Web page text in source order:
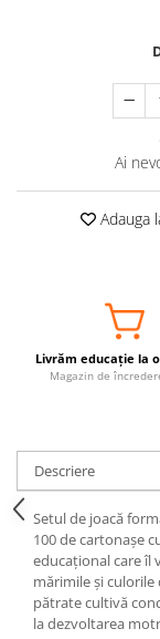
Ai
Adauga
Livrăm educație la
Magazin de
Descriere
Setul de joacă
100 de cartonașe
educațional care îl
mărimile și culorile
pătrate cultivă
la dezvoltarea